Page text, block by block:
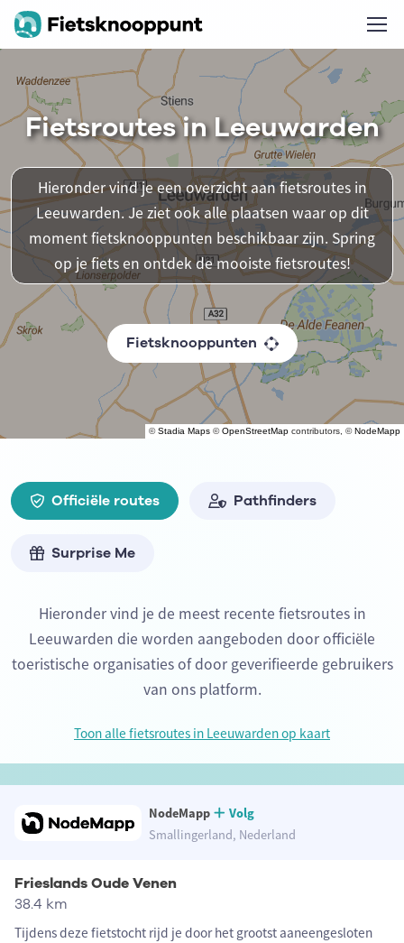
©Stadia Maps ©OpenStreetMap contributors, ©NodeMapp
Fietsroutes in Leeuwarden
Hieronder vind je een overzicht aan fietsroutes in
Leeuwarden. Je ziet ook alle plaatsen waar op dit
moment fietsknooppunten beschikbaar zijn. Spring
op je fiets en ontdek de mooiste fietsroutes!
Fietsknooppunten
Officiële routes Pathfinders
Surprise Me
Hieronder vind je de meest recente fietsroutes in
Leeuwarden die worden aangeboden door officiële
toeristische organisaties of door geverifieerde gebruikers
van ons platform.
Toon alle fietsroutes in Leeuwarden op kaart
NodeMapp
Volg
Smallingerland, Nederland
Frieslands Oude Venen
38.4 km
Tijdens deze fietstocht rijd je door het grootst aaneengesloten